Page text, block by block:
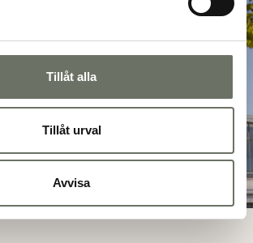
Tillåt alla
Tillåt urval
Avvisa